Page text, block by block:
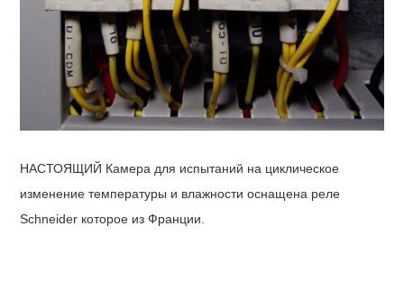
НАСТОЯЩИЙ Камера для испытаний на циклическое
изменение температуры и влажности оснащена реле
Schneider которое из Франции.